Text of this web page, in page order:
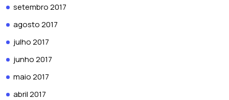
setembro 2017
agosto 2017
julho 2017
junho 2017
maio 2017
abril 2017